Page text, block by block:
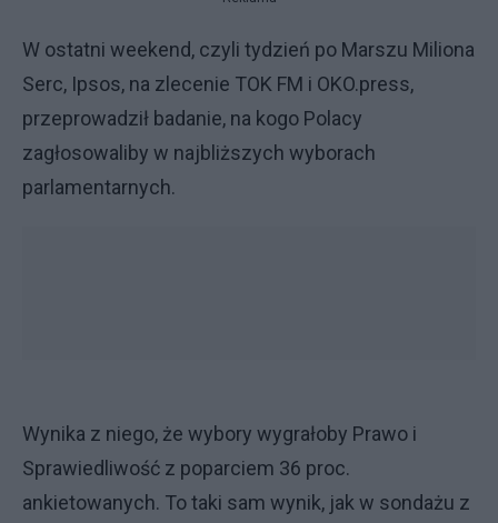
W ostatni weekend, czyli tydzień po Marszu Miliona
Serc, Ipsos, na zlecenie TOK FM i OKO.press,
przeprowadził badanie, na kogo Polacy
zagłosowaliby w najbliższych wyborach
parlamentarnych.
Wynika z niego, że wybory wygrałoby Prawo i
Sprawiedliwość z poparciem 36 proc.
ankietowanych. To taki sam wynik, jak w sondażu z